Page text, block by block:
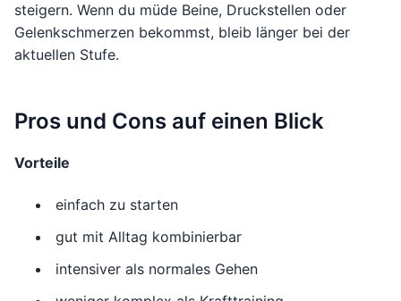
steigern. Wenn du müde Beine, Druckstellen oder
Gelenkschmerzen bekommst, bleib länger bei der
aktuellen Stufe.
Pros und Cons auf einen Blick
Vorteile
einfach zu starten
gut mit Alltag kombinierbar
intensiver als normales Gehen